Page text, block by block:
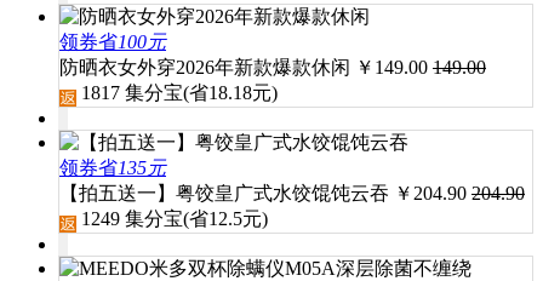
领券省100元
防晒衣女外穿2026年新款爆款休闲 ￥ 149.00 149.00
1817 集分宝(省18.18元)
领券省135元
【拍五送一】粤饺皇广式水饺馄饨云吞 ￥ 204.90 204.90
1249 集分宝(省12.5元)